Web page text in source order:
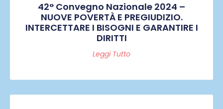
42° Convegno Nazionale 2024 –
NUOVE POVERTÀ E PREGIUDIZIO.
INTERCETTARE I BISOGNI E GARANTIRE I
DIRITTI
Leggi Tutto